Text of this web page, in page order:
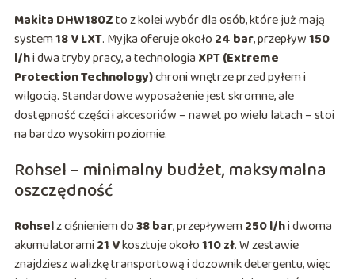
Makita DHW180Zto z kolei wybór dla osób, które już mają
system18 V LXT. Myjka oferuje około 24 bar, przepływ150
l/hi dwa tryby pracy, a technologia XPT (Extreme
Protection Technology)chroni wnętrze przed pyłem i
wilgocią. Standardowe wyposażenie jest skromne, ale
dostępność części i akcesoriów – nawet po wielu latach – stoi
na bardzo wysokim poziomie.
Rohsel – minimalny budżet, maksymalna
oszczędność
Rohselz ciśnieniem do38 bar, przepływem250 l/hi dwoma
akumulatorami 21 Vkosztuje około110 zł. W zestawie
znajdziesz walizkę transportową i dozownik detergentu, więc